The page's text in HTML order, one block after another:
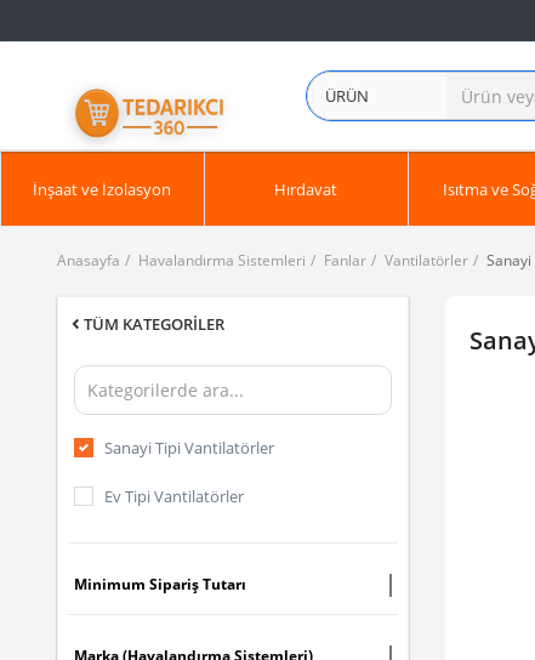
ÜRÜN
İnşaat ve İzolasyon Hırdavat Isıtma ve
Anasayfa Havalandırma Sistemleri Fanlar Vantilatörler
TÜM KATEGORILER
Sanayi Tipi Vantilatörler
Ev Tipi Vantilatörler
Minimum Sipariş Tutarı
Marka (Havalandırma Sistemleri)